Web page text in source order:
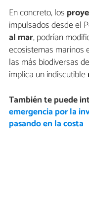
En concreto, los
impulsados desde el
al mar, podrían
ecosistemas marinos
las más biodiversas
implica un indiscutible
También te puede
emergencia por la
pasando en la costa